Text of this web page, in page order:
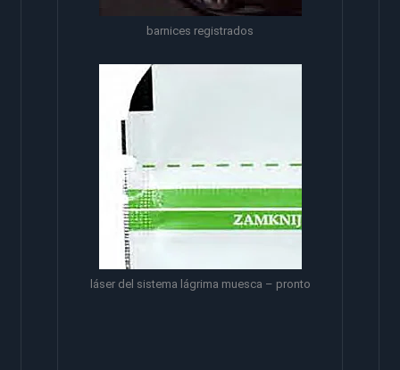
barnices registrados
láser del sistema lágrima muesca – pronto